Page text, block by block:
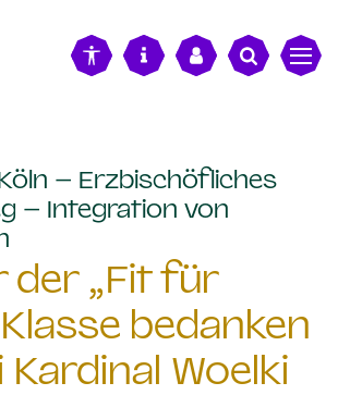
– Erzbischöfliches
– Integration von
der „Fit für
bedanken
Kardinal Woelki